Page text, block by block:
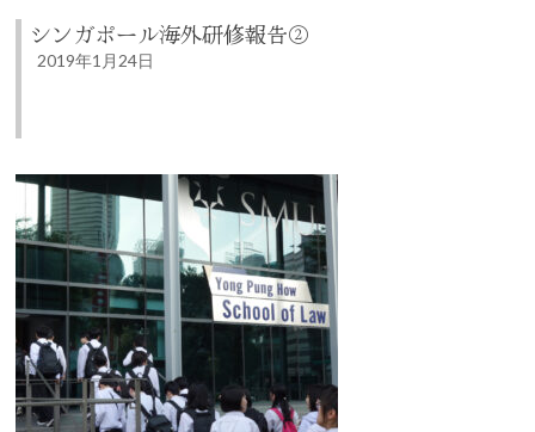
シンガポール海外研修報告②
2019年1月24日